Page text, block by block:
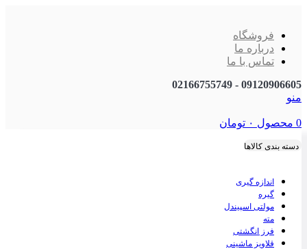
فروشگاه
درباره ما
تماس با ما
09120906605 - 02166755749
منو
0 محصول ۰ تومان
دسته بندی کالاها
اندازه گیری
گیره
مولتی اسپیندل
مته
فرز انگشتی
قلاویز ماشینی